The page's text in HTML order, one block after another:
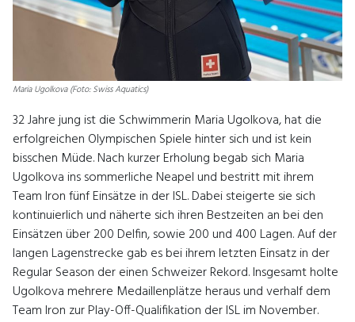
Maria Ugolkova (Foto: Swiss Aquatics)
32 Jahre jung ist die Schwimmerin Maria Ugolkova, hat die
erfolgreichen Olympischen Spiele hinter sich und ist kein
bisschen Müde. Nach kurzer Erholung begab sich Maria
Ugolkova ins sommerliche Neapel und bestritt mit ihrem
Team Iron fünf Einsätze in der ISL. Dabei steigerte sie sich
kontinuierlich und näherte sich ihren Bestzeiten an bei den
Einsätzen über 200 Delfin, sowie 200 und 400 Lagen. Auf der
langen Lagenstrecke gab es bei ihrem letzten Einsatz in der
Regular Season der einen Schweizer Rekord. Insgesamt holte
Ugolkova mehrere Medaillenplätze heraus und verhalf dem
Team Iron zur Play-Off-Qualifikation der ISL im November.